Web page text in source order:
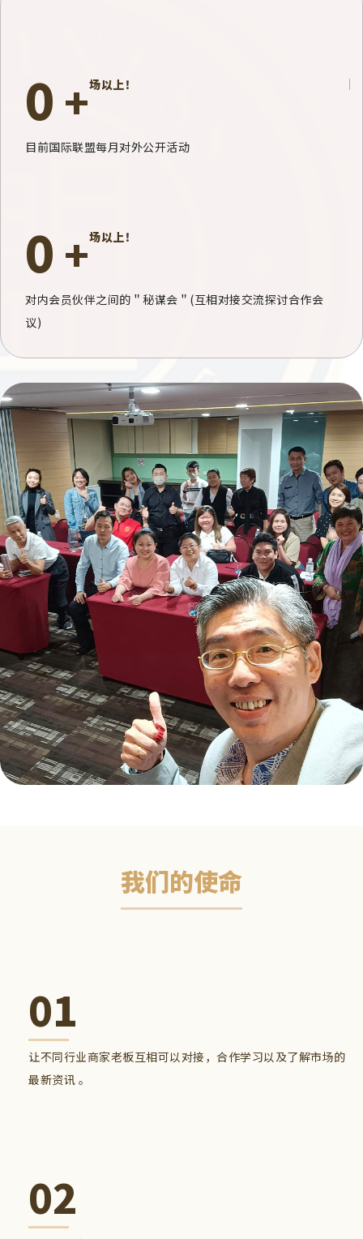
0 +场以上！
目前国际联盟每月对外公开活动
0 +场以上！
对内会员伙伴之间的＂秘谋会＂ (互相对接交流探讨合作会
议)
我们的使命
01
让不同行业商家老板互相可以对接，合作学习以及了解市场的
最新资讯 。
02